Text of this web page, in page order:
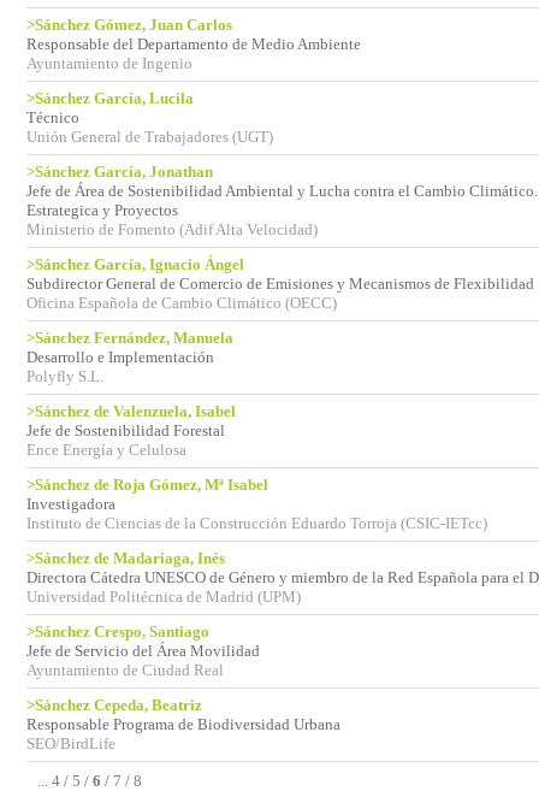
>Sánchez Gómez, Juan Carlos
Responsable del Departamento de Medio Ambiente
Ayuntamiento de Ingenio
>Sánchez García, Lucila
Técnico
Unión General de Trabajadores (UGT)
>Sánchez García, Jonathan
Jefe de Área de Sostenibilidad Ambiental y Lucha contra el Cambio
Estrategica y Proyectos
Ministerio de Fomento (Adif Alta Velocidad)
>Sánchez García, Ignacio Ángel
Subdirector General de Comercio de Emisiones y Mecanismos de Flexibilidad
Oficina Española de Cambio Climático (OECC)
>Sánchez Fernández, Manuela
Desarrollo e Implementación
Polyfly S.L.
>Sánchez de Valenzuela, Isabel
Jefe de Sostenibilidad Forestal
Ence Energía y Celulosa
>Sánchez de Roja Gómez, Mª Isabel
Investigadora
Instituto de Ciencias de la Construcción Eduardo Torroja (CSIC-IETcc)
>Sánchez de Madariaga, Inés
Directora Cátedra UNESCO de Género y miembro de la Red Española para el
Universidad Politécnica de Madrid (UPM)
>Sánchez Crespo, Santiago
Jefe de Servicio del Área Movilidad
Ayuntamiento de Ciudad Real
>Sánchez Cepeda, Beatriz
Responsable Programa de Biodiversidad Urbana
SEO/BirdLife
... 4 / 5 / 6 / 7 / 8